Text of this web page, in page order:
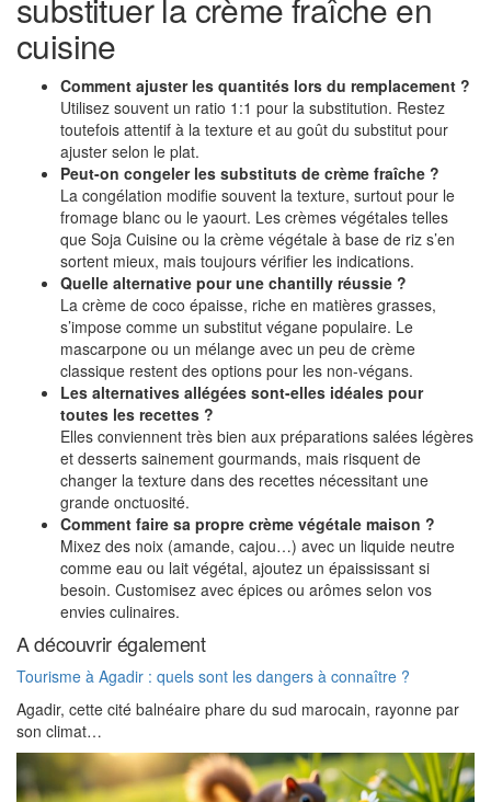
cuisine
Comment ajuster les quantités lors du remplacement ?
Utilisez souvent un ratio 1:1 pour la substitution. Restez
toutefois attentif à la texture et au goût du substitut pour
ajuster selon le plat.
Peut-on congeler les substituts de crème fraîche ?
La congélation modifie souvent la texture, surtout pour le
fromage blanc ou le yaourt. Les crèmes végétales telles
que Soja Cuisine ou la crème végétale à base de riz s’en
sortent mieux, mais toujours vérifier les indications.
Quelle alternative pour une chantilly réussie ?
La crème de coco épaisse, riche en matières grasses,
s’impose comme un substitut végane populaire. Le
mascarpone ou un mélange avec un peu de crème
classique restent des options pour les non-végans.
Les alternatives allégées sont-elles idéales pour
toutes les recettes ?
Elles conviennent très bien aux préparations salées légères
et desserts sainement gourmands, mais risquent de
changer la texture dans des recettes nécessitant une
grande onctuosité.
Comment faire sa propre crème végétale maison ?
Mixez des noix (amande, cajou…) avec un liquide neutre
comme eau ou lait végétal, ajoutez un épaississant si
besoin. Customisez avec épices ou arômes selon vos
envies culinaires.
A découvrir également
Tourisme à Agadir : quels sont les dangers à connaître ?
Agadir, cette cité balnéaire phare du sud marocain, rayonne par
son climat…